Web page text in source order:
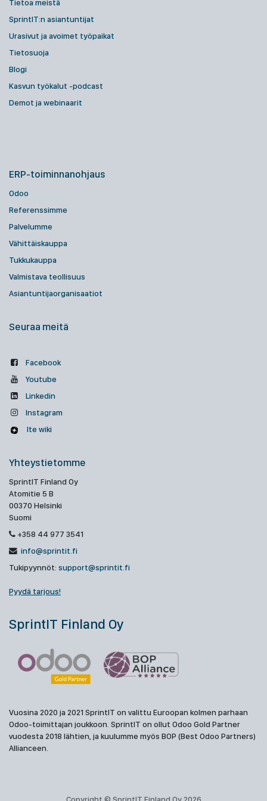
Tietoa meistä
SprintIT:n asiantuntijat
Urasivut ja avoimet työpaikat
Tietosuoja
Blogi
Kasvun työkalut -podcast
Demot ja webinaarit
ERP-toiminnanohjaus
Odoo
Referenssimme
Palvelumme
Vähittäiskauppa
Tukkukauppa
Valmistava teollisuus
Asiantuntijaorganisaatiot
Seuraa meitä
Facebook
Youtube
Linkedin
Instagram
Ite wiki
Yhteystietomme
SprintIT Finland Oy
Atomitie 5 B
00370 Helsinki
Suomi
+358 44 977 3541
info@sprintit.fi
Tukipyynnöt: support@sprintit.fi
Pyydä tarjous!
SprintIT Finland Oy
Vuosina 2020 ja 2021 SprintIT on valittu Euroopan kolmen parhaan
Odoo-toimittajan joukkoon. SprintIT on ollut Odoo Gold Partner
vuodesta 2018 lähtien, ja kuulumme myös BOP (Best Odoo Partners)
Allianceen.
Copyright © SprintIT Finland Oy 2026